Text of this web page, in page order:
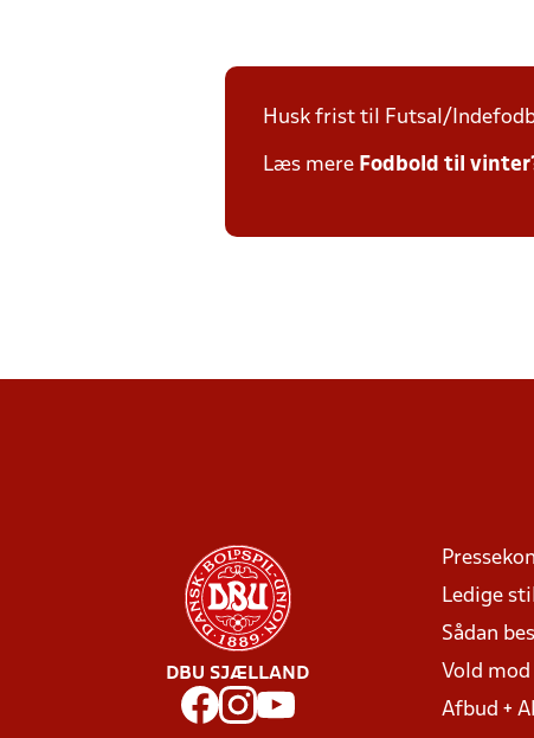
Husk frist til Futsal/
Læs mere Fodbold til
DBU SJÆLLAND
Ledige
Sådan
Vold
Afbud +